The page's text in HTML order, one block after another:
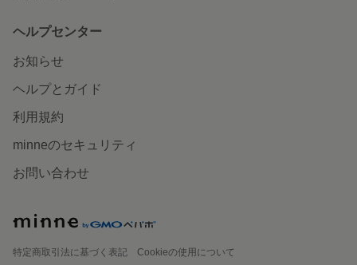
ヘルプセンター
お知らせ
ヘルプとガイド
利用規約
minneのセキュリティ
お問い合わせ
特定商取引法に基づく表記
Cookieの使用について